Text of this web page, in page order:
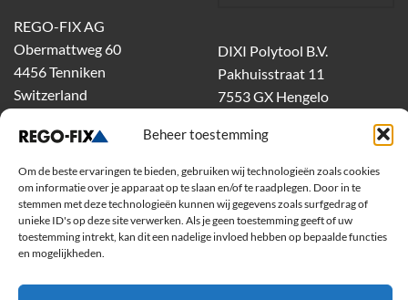
Beheer toestemming
Om de beste ervaringen te bieden, gebruiken wij technologieën zoals cookies
om informatie over je apparaat op te slaan en/of te raadplegen. Door in te
stemmen met deze technologieën kunnen wij gegevens zoals surfgedrag of
unieke ID's op deze site verwerken. Als je geen toestemming geeft of uw
toestemming intrekt, kan dit een nadelige invloed hebben op bepaalde functies
en mogelijkheden.
REGO-FIX AG
Obermattweg 60
4456 Tenniken
Switzerland
DIXI Polytool B.V.
Pakhuisstraat 11
7553 GX Hengelo
dixiholland@dixi.com
www.dixipolytool.com
Volg ons op Youtube
Volg ons op Linkedin